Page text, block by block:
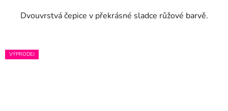
Dvouvrstvá čepice v překrásné sladce růžové barvě.
VÝPRODEJ